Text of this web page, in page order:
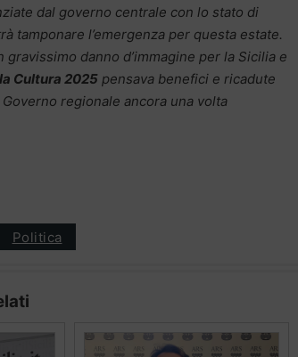
dal governo centrale con lo stato di
tamponare l’emergenza per questa estate.
danno d’immagine per la Sicilia e
Cultura 2025 pensava benefici e ricadute
regionale ancora una volta
Politica